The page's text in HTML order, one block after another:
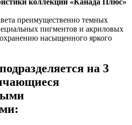
преимущественно темных
пигментов и акриловых
насыщенного яркого
на 3